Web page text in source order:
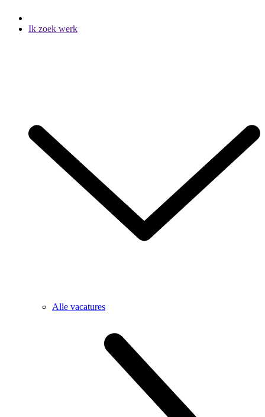
Ik zoek werk
Alle vacatures